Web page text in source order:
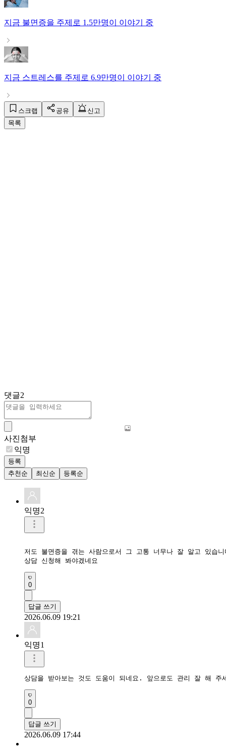
지금 불면증을 주제로 1.5만명이 이야기 중
지금 스트레스를 주제로 6.9만명이 이야기 중
스크랩 공유
신고
목록
댓글2
사진첨부
익명
등록
추천순
최신순 등록순
익명2
저도 불면증을 겪는 사람으로서 그 고통 너무나 잘 알고 있습
상담 신청해 봐야겠네요
0
답글 쓰기
2026.06.09 19:21
익명1
상담을 받아보는 것도 도움이 되네요. 앞으로도 관리 잘 해 주
0
답글 쓰기
2026.06.09 17:44